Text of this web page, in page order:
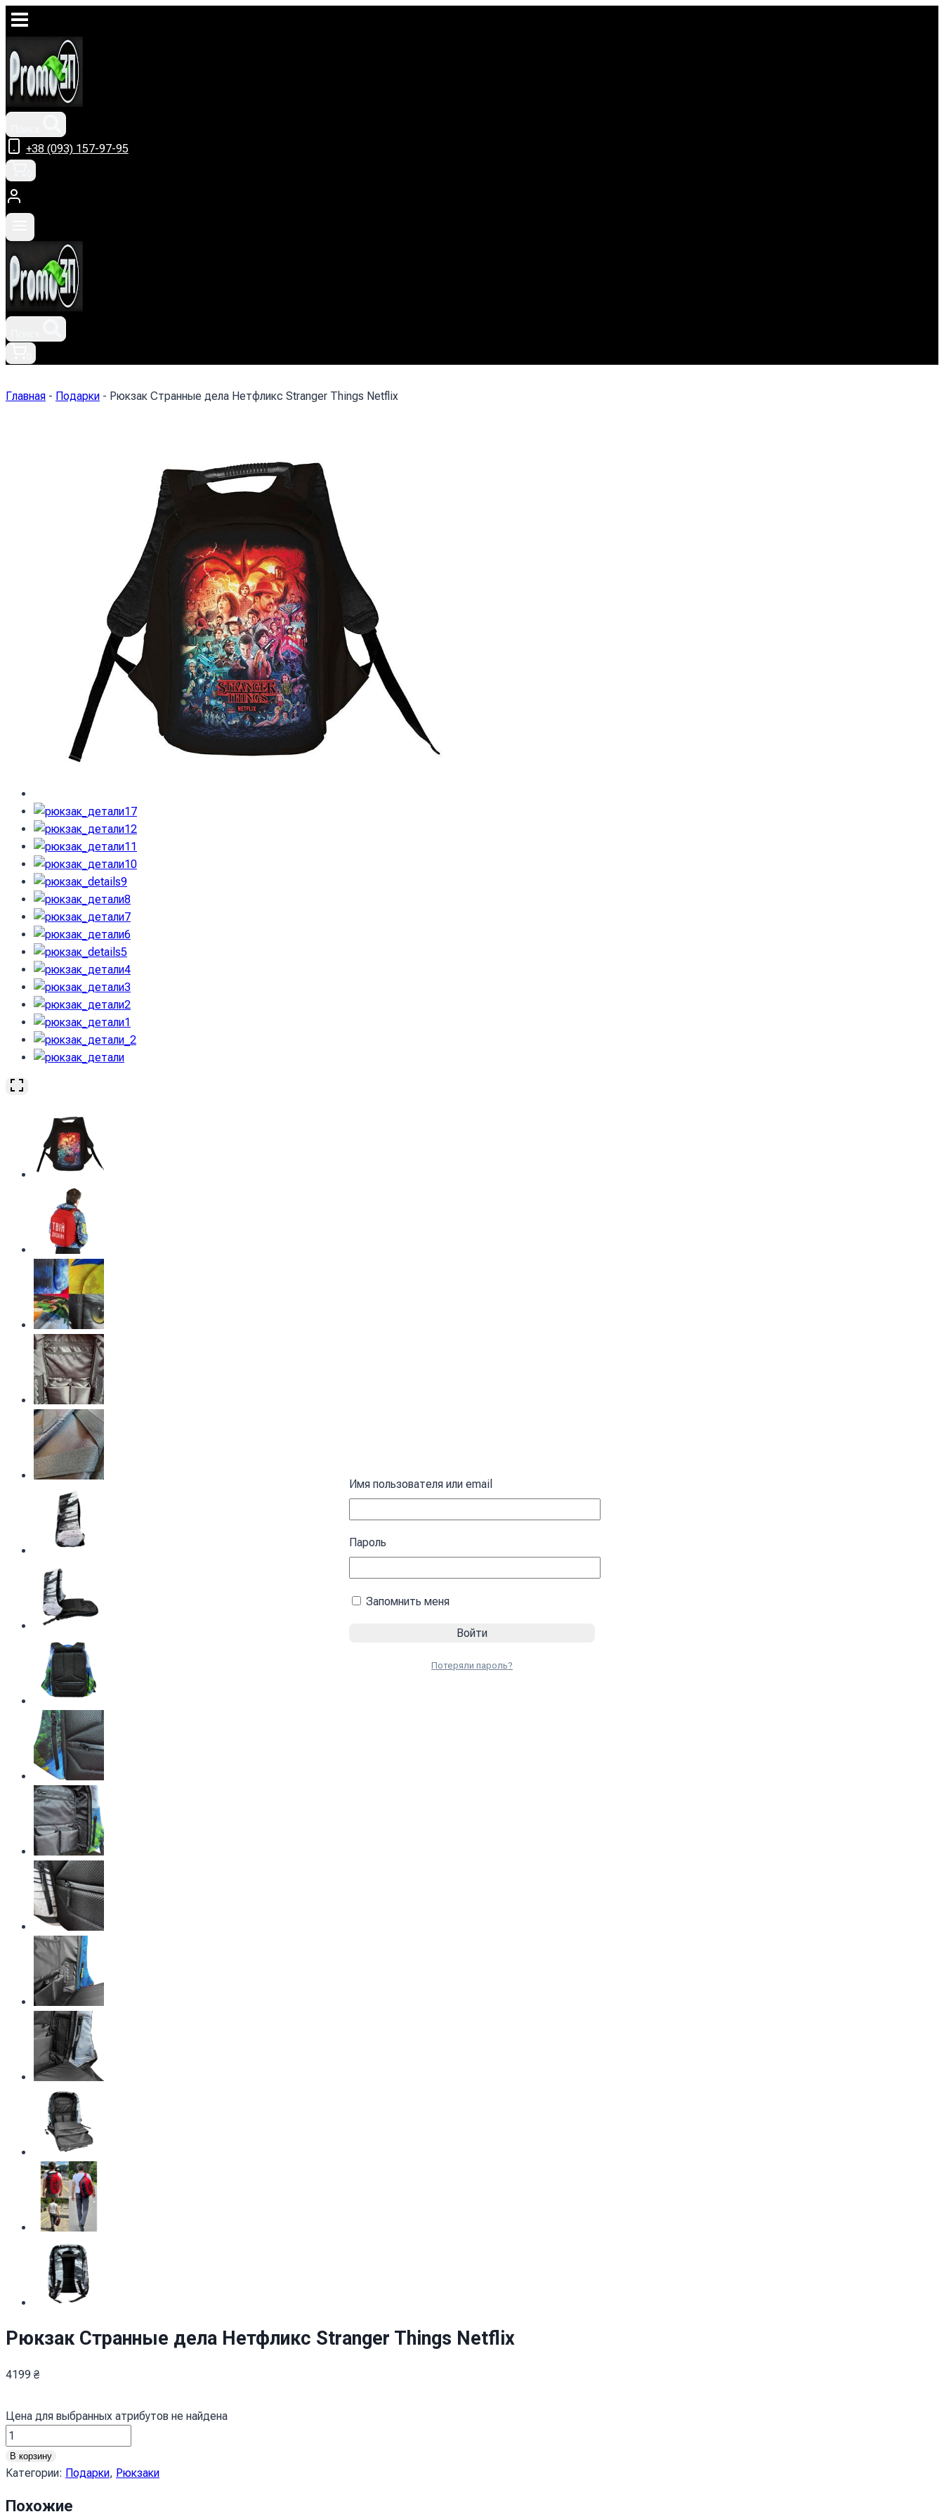
Перейти
содержимому
+38 (093) 157-97-95
Главная - Подарки - Рюкзак Странные дела Нетфликс Stranger Things Netflix
Рюкзак Странные дела Нетфликс Stranger Things Netflix
4199 ₴
Цена для выбранных атрибутов не найдена
Количество
товара
Рюкзак
дива
В корзину
Категории: Подарки, Рюкзаки
Похожие
Имя пользователя или email
Пароль
Запомнить меня
Потеряли пароль?